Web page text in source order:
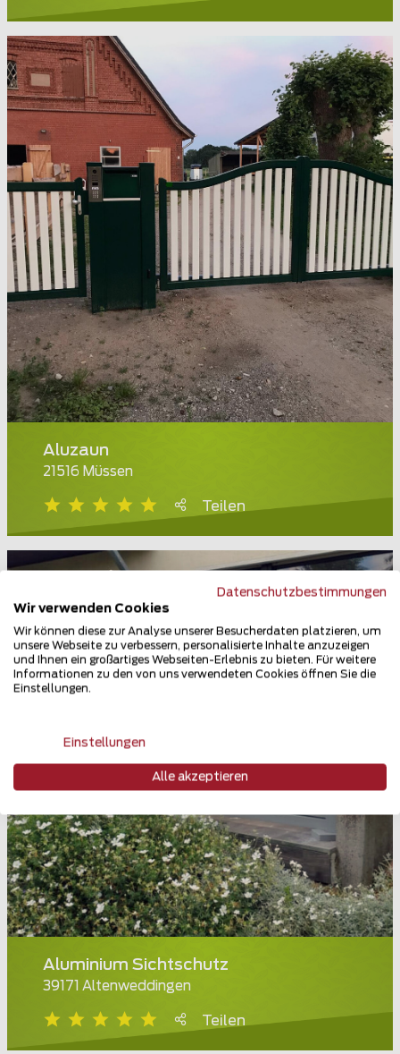
Aluzaun
21516 Müssen
Teilen
Aluminium Sichtschutz
39171 Altenweddingen
Teilen
Datenschutzbestimmungen
Wir verwenden Cookies
Wir können diese zur Analyse unserer Besucherdaten platzieren, um
unsere Webseite zu verbessern, personalisierte Inhalte anzuzeigen
und Ihnen ein großartiges Webseiten-Erlebnis zu bieten. Für weitere
Informationen zu den von uns verwendeten Cookies öffnen Sie die
Einstellungen.
Einstellungen
Alle akzeptieren